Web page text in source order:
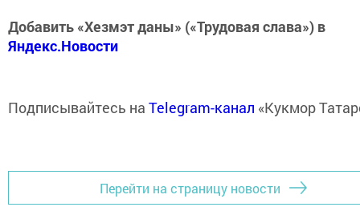
Добавить «Хезмэт даны» («Трудовая слава») в
Яндекс.Новости
Подписывайтесь на Telegram-канал «Кукмор
Перейти на страницу новости